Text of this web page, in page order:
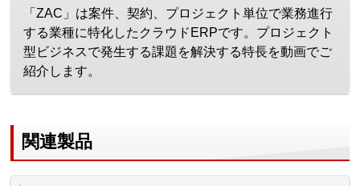
「ZAC」は案件、契約、プロジェクト単位で業務進行
する業種に特化したクラウドERPです。プロジェクト
型ビジネスで発生する課題を解決する特長を動画でご
紹介します。
関連製品